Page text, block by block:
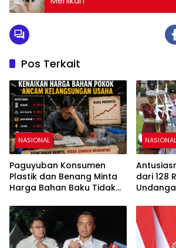
Pos Terkait
NASIONAL
Paguyuban Konsumen
Plastik dan Benang Minta
Harga Bahan Baku Tidak
NASIONAL
dari 128